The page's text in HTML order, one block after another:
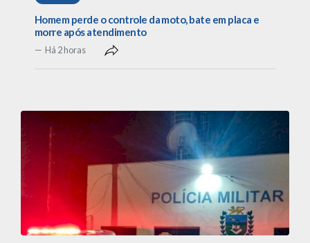
Homem perde o controle da moto, bate em placa e
morre após atendimento
Há 2 horas